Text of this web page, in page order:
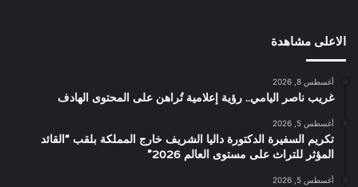
الاعلى مشاهدة
أغسطس 8, 2026
غريب ناصر اليامي.. رؤية إعلامية تُراهن على المحتوى الهادف
أغسطس 5, 2026
تكريم السفيرة الدكتورة داليا الشريف خارج المملكة بلقب “القائد
المؤثر للتراث على مستوى العالم 2026”
أغسطس 5, 2026